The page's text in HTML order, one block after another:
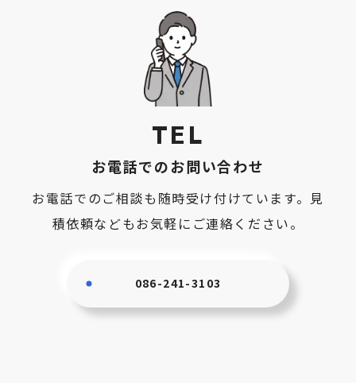
TEL
お電話でのお問い合わせ
お電話でのご相談も随時受け付けています。見
積依頼などもお気軽にご連絡ください。
086-241-3103